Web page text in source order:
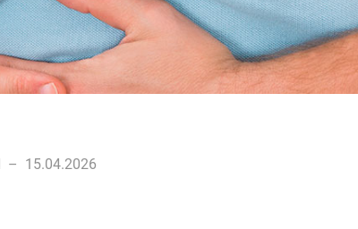
– 15.04.2026